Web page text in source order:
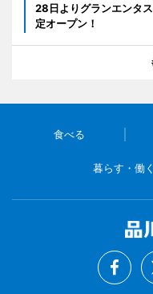
28日よりグランエンタ
定オープン！
食べる
暮らす・働く